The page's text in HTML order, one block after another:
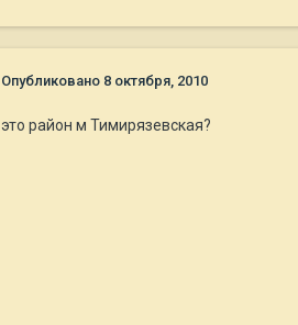
Опубликовано 8 октября, 2010
это район м Тимирязевская?